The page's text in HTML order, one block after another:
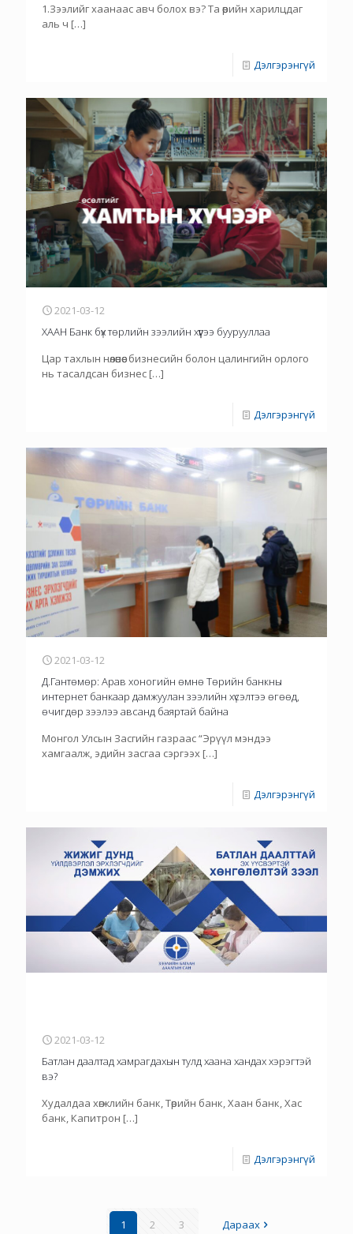
1.Зээлийг хаанаас авч болох вэ? Та өөрийн харилцдаг
аль ч […]
Дэлгэрэнгүй
2021-03-12
ХААН Банк бүх төрлийн зээлийн хүүгээ буурууллаа
Цар тахлын нөлөөнөөс бизнесийн болон цалингийн орлого
нь тасалдсан бизнес […]
Дэлгэрэнгүй
2021-03-12
Д.Гантөмөр: Арав хоногийн өмнө Төрийн банкны
интернет банкаар дамжуулан зээлийн хүсэлтээ өгөөд,
өчигдөр зээлээ авсанд баяртай байна
Монгол Улсын Засгийн газраас “Эрүүл мэндээ
хамгаалж, эдийн засгаа сэргээх […]
Дэлгэрэнгүй
2021-03-12
Батлан даалтад хамрагдахын тулд хаана хандах хэрэгтэй
вэ?
Худалдаа хөгжлийн банк, Төрийн банк, Хаан банк, Хас
банк, Капитрон […]
Дэлгэрэнгүй
1 2 3 Дараах